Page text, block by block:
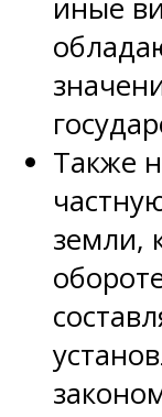
иные
Также
земли,